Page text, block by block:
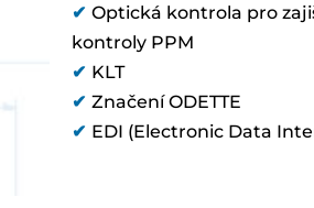
✔ Optická kontrola pro
kontroly PPM
✔ KLT
✔ Značení ODETTE
✔ EDI (Electronic Data